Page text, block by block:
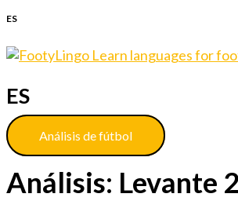
ES
ES
Análisis de fútbol
Análisis: Levante